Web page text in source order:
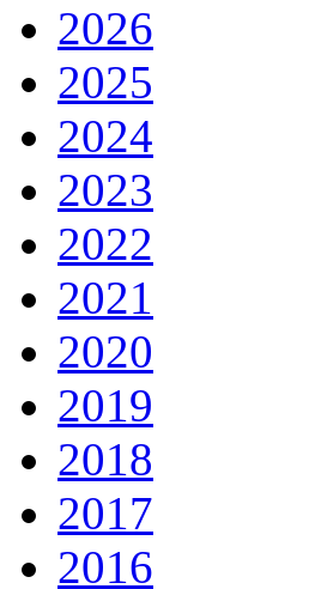
2026
2025
2024
2023
2022
2021
2020
2019
2018
2017
2016